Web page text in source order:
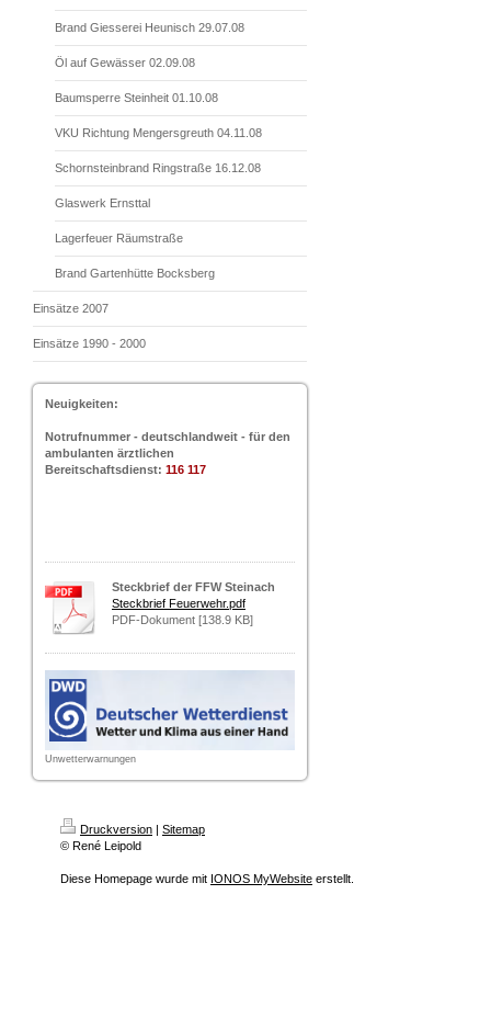
Brand Giesserei Heunisch 29.07.08
Öl auf Gewässer 02.09.08
Baumsperre Steinheit 01.10.08
VKU Richtung Mengersgreuth 04.11.08
Schornsteinbrand Ringstraße 16.12.08
Glaswerk Ernsttal
Lagerfeuer Räumstraße
Brand Gartenhütte Bocksberg
Einsätze 2007
Einsätze 1990 - 2000
Neuigkeiten:
Notrufnummer - deutschlandweit - für den
ambulanten ärztlichen
Bereitschaftsdienst: 116 117
Steckbrief der FFW Steinach
Steckbrief Feuerwehr.pdf
PDF-Dokument [138.9 KB]
Unwetterwarnungen
Druckversion
Sitemap
© René Leipold
Diese Homepage wurde mit IONOS MyWebsite erstellt.